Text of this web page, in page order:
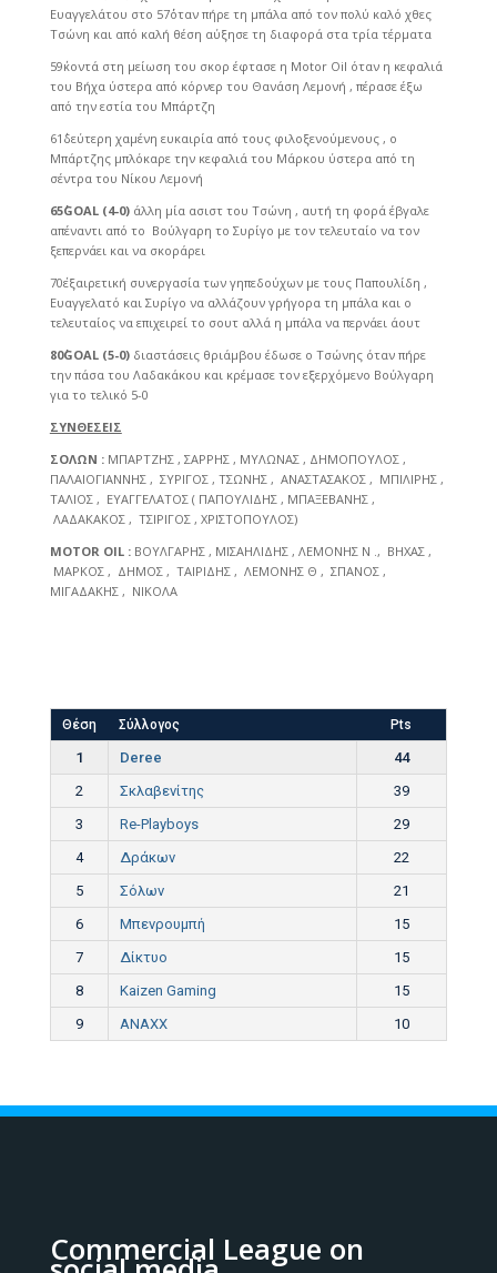
Ευαγγελάτου στο 57΄όταν πήρε τη μπάλα από τον πολύ καλό χθες
Τσώνη και από καλή θέση αύξησε τη διαφορά στα τρία τέρματα
59΄κοντά στη μείωση του σκορ έφτασε η Motor Oil όταν η κεφαλιά
του Βήχα ύστερα από κόρνερ του Θανάση Λεμονή , πέρασε έξω
από την εστία του Μπάρτζη
61΄δεύτερη χαμένη ευκαιρία από τους φιλοξενούμενους , ο
Μπάρτζης μπλόκαρε την κεφαλιά του Μάρκου ύστερα από τη
σέντρα του Νίκου Λεμονή
65΄GOAL (4-0)άλλη μία ασιστ του Τσώνη , αυτή τη φορά έβγαλε
απέναντι από το Βούλγαρη το Συρίγο με τον τελευταίο να τον
ξεπερνάει και να σκοράρει
70΄εξαιρετική συνεργασία των γηπεδούχων με τους Παπουλίδη ,
Ευαγγελατό και Συρίγο να αλλάζουν γρήγορα τη μπάλα και ο
τελευταίος να επιχειρεί το σουτ αλλά η μπάλα να περνάει άουτ
80΄GOAL (5-0)διαστάσεις θριάμβου έδωσε ο Τσώνης όταν πήρε
την πάσα του Λαδακάκου και κρέμασε τον εξερχόμενο Βούλγαρη
για το τελικό 5-0
ΣΥΝΘΕΣΕΙΣ
ΣΟΛΩΝ :ΜΠΑΡΤΖΗΣ , ΣΑΡΡΗΣ , ΜΥΛΩΝΑΣ , ΔΗΜΟΠΟΥΛΟΣ ,
ΠΑΛΑΙΟΓΙΑΝΝΗΣ , ΣΥΡΙΓΟΣ , ΤΣΩΝΗΣ , ΑΝΑΣΤΑΣΑΚΟΣ , ΜΠΙΛΙΡΗΣ ,
ΤΑΛΙΟΣ , ΕΥΑΓΓΕΛΑΤΟΣ ( ΠΑΠΟΥΛΙΔΗΣ , ΜΠΑΞΕΒΑΝΗΣ ,
ΛΑΔΑΚΑΚΟΣ , ΤΣΙΡΙΓΟΣ , ΧΡΙΣΤΟΠΟΥΛΟΣ)
MOTOR OIL :ΒΟΥΛΓΑΡΗΣ , ΜΙΣΑΗΛΙΔΗΣ , ΛΕΜΟΝΗΣ Ν ., ΒΗΧΑΣ ,
ΜΑΡΚΟΣ , ΔΗΜΟΣ , ΤΑΙΡΙΔΗΣ , ΛΕΜΟΝΗΣ Θ , ΣΠΑΝΟΣ ,
ΜΙΓΑΔΑΚΗΣ , ΝΙΚΟΛΑ
Θέση Σύλλογος Pts
1 Deree
44
2
Σκλαβενίτης
39
3
Re-Playboys
29
4
Δράκων
22
5
Σόλων
21
6
Μπενρουμπή
15
7
Δίκτυο
15
8
Kaizen Gaming
15
9
ANAXX 10
Commercial League on